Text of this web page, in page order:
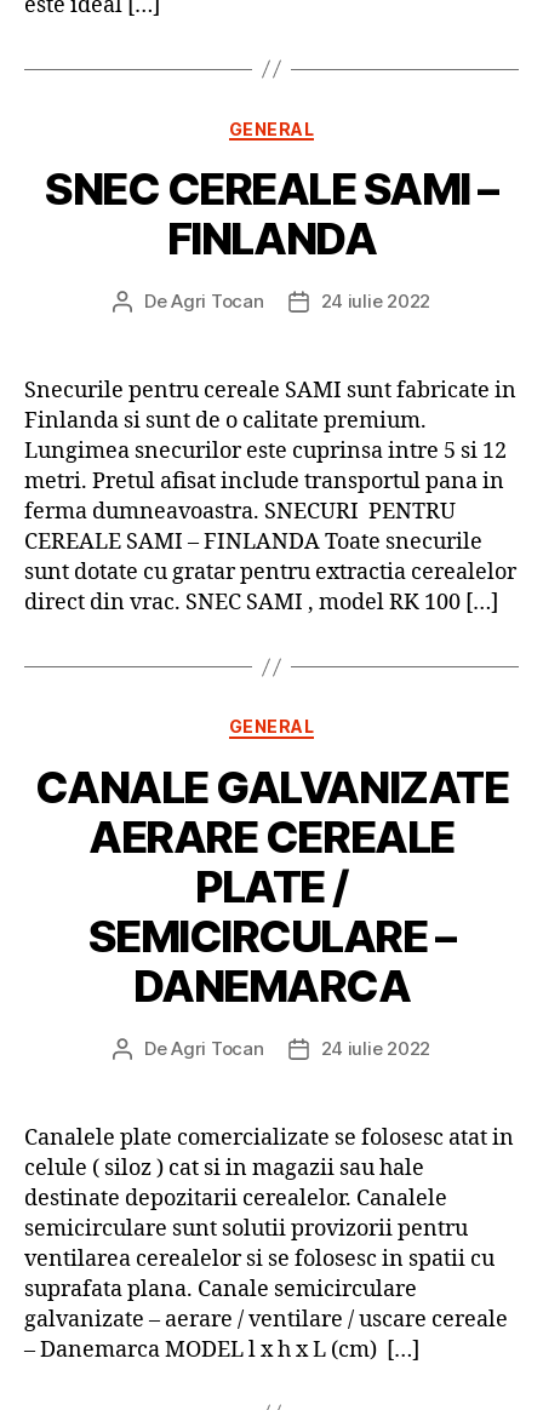
Categorii
GENERAL
SNEC CEREALE SAMI –
FINLANDA
Autor
DeAgri Tocan
Dată24 iulie 2022
Snecurile pentru cereale SAMI sunt fabricate in
Finlanda si sunt de o calitate premium.
Lungimea snecurilor este cuprinsa intre 5 si 12
metri. Pretul afisat include transportul pana in
ferma dumneavoastra. SNECURI PENTRU
CEREALE SAMI – FINLANDA Toate snecurile
sunt dotate cu gratar pentru extractia cerealelor
direct din vrac. SNEC SAMI , model RK 100 […]
Categorii
GENERAL
CANALE GALVANIZATE
AERARE CEREALE
PLATE /
SEMICIRCULARE –
DANEMARCA
Autor
DeAgri Tocan
Dată24 iulie 2022
Canalele plate comercializate se folosesc atat in
celule ( siloz ) cat si in magazii sau hale
destinate depozitarii cerealelor. Canalele
semicirculare sunt solutii provizorii pentru
ventilarea cerealelor si se folosesc in spatii cu
suprafata plana. Canale semicirculare
galvanizate – aerare / ventilare / uscare cereale
– Danemarca MODEL l x h x L (cm) […]